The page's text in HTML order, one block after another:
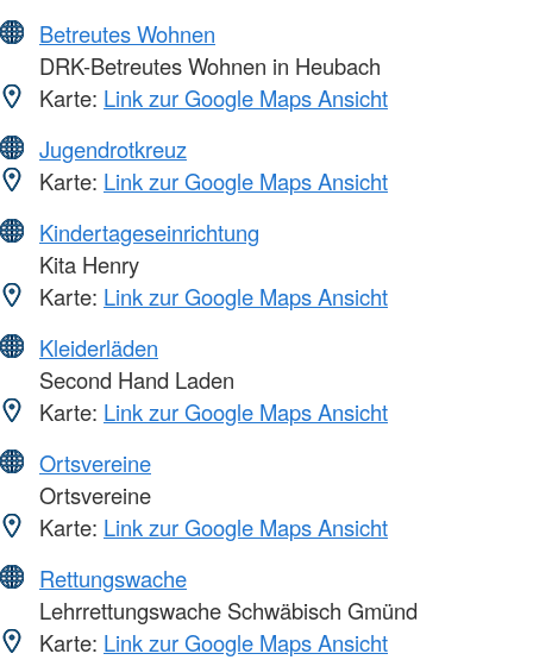
Betreutes Wohnen
DRK-Betreutes Wohnen in Heubach
Karte: Link zur Google Maps Ansicht
Jugendrotkreuz
Karte: Link zur Google Maps Ansicht
Kindertageseinrichtung
Kita Henry
Karte: Link zur Google Maps Ansicht
Kleiderläden
Second Hand Laden
Karte: Link zur Google Maps Ansicht
Ortsvereine
Ortsvereine
Karte: Link zur Google Maps Ansicht
Rettungswache
Lehrrettungswache Schwäbisch Gmünd
Karte: Link zur Google Maps Ansicht